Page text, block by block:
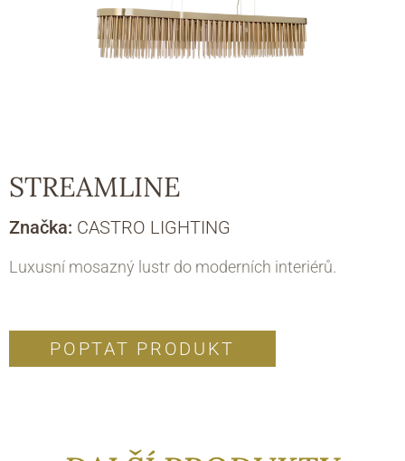
STREAMLINE
Značka: CASTRO LIGHTING
Luxusní mosazný lustr do moderních interiérů.
POPTAT PRODUKT